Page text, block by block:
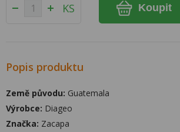
KS Koupit
Popis produktu
Země původu: Guatemala
Výrobce: Diageo
Značka: Zacapa